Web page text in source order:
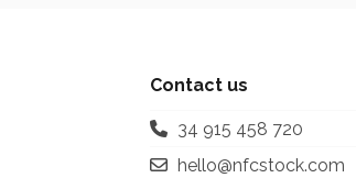
Contact us
34 915 458 720
hello@nfcstock.com